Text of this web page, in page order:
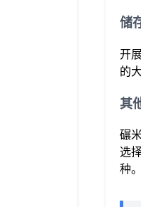
储
开
的
其
碾
选
种